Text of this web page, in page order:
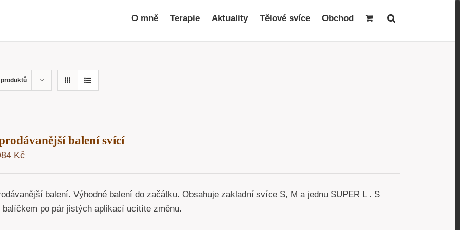
O mně Terapie Aktuality Tělové svíce Obchod
balení svící
Kč
balení. Výhodné balení do začátku. Obsahuje zakladní svíce S, M a jednu SUPER L . S
balíčkem po pár jistých aplikací ucítíte změnu.